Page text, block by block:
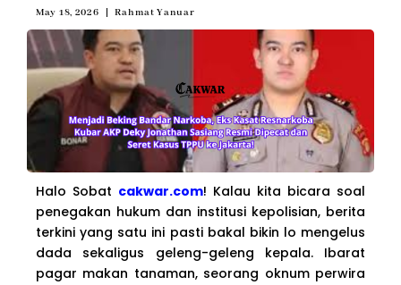
May 18, 2026 Rahmat Yanuar
Halo Sobat cakwar.com! Kalau kita bicara soal
penegakan hukum dan institusi kepolisian, berita
terkini yang satu ini pasti bakal bikin lo mengelus
dada sekaligus geleng-geleng kepala. Ibarat
pagar makan tanaman, seorang oknum perwira